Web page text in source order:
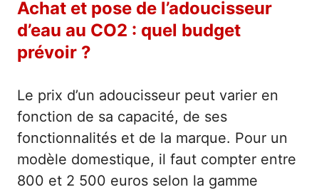
Achat et pose de l’adoucisseur
d’eau au CO2 : quel budget
prévoir ?
Le prix d’un adoucisseur peut varier en
fonction de sa capacité, de ses
fonctionnalités et de la marque. Pour un
modèle domestique, il faut compter entre
800 et 2 500 euros selon la gamme